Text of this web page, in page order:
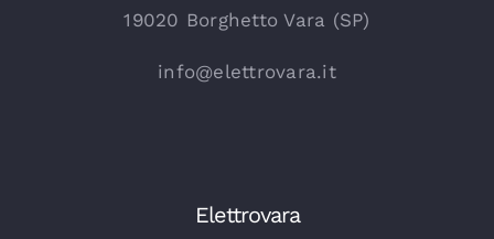
19020 Borghetto Vara (SP)
info@elettrovara.it
Elettrovara